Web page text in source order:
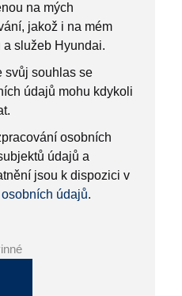
na mých
jakož i na mém
služeb Hyundai.
svůj souhlas se
údajů mohu kdykoli
osobních
údajů a
jsou k dispozici v
údajů.